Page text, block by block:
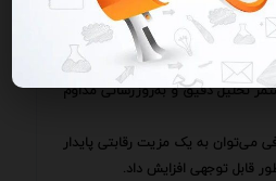
ذکر شده می‌توان آگهی‌های فروش
کرد و به نتایج مطلوب دست یافت.
تحلیل دقیق و به‌روزرسانی مداوم
می‌توان به یک مزیت رقابتی پایدار
قابل توجهی افزایش داد.